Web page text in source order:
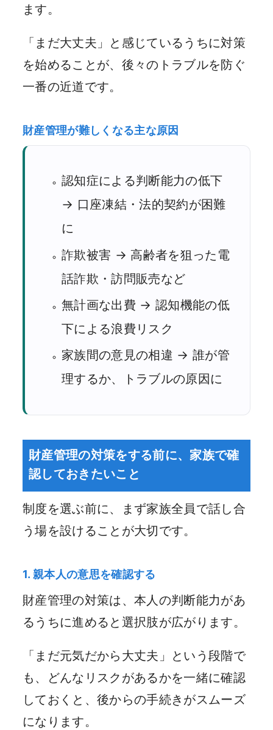
ます。
「まだ大丈夫」と感じているうちに対策
を始めることが、後々のトラブルを防ぐ
一番の近道です。
財産管理が難しくなる主な原因
認知症による判断能力の低下
→ 口座凍結・法的契約が困難
に
詐欺被害 → 高齢者を狙った電
話詐欺・訪問販売など
無計画な出費 → 認知機能の低
下による浪費リスク
家族間の意見の相違 → 誰が管
理するか、トラブルの原因に
財産管理の対策をする前に、家族で確
認しておきたいこと
制度を選ぶ前に、まず家族全員で話し合
う場を設けることが大切です。
1. 親本人の意思を確認する
財産管理の対策は、本人の判断能力があ
るうちに進めると選択肢が広がります。
「まだ元気だから大丈夫」という段階で
も、どんなリスクがあるかを一緒に確認
しておくと、後からの手続きがスムーズ
になります。